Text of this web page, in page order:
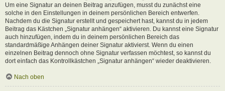
Um eine Signatur an deinen Beitrag anzufügen, musst du zunächst eine
solche in den Einstellungen in deinem persönlichen Bereich entwerfen.
Nachdem du die Signatur erstellt und gespeichert hast, kannst du in jedem
Beitrag das Kästchen „Signatur anhängen“ aktivieren. Du kannst eine Signatur
auch hinzufügen, indem du in deinem persönlichen Bereich das
standardmäßige Anhängen deiner Signatur aktivierst. Wenn du einen
einzelnen Beitrag dennoch ohne Signatur verfassen möchtest, so kannst du
dort einfach das Kontrollkästchen „Signatur anhängen“ wieder deaktivieren.
Nach oben